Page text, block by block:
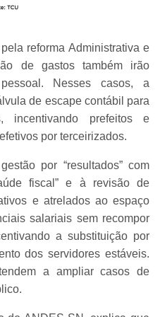
reforma Administrativa e
de gastos também irão
Nesses casos, a
de escape contábil para
incentivando prefeitos e
por terceirizados.
por “resultados” com
fiscal” e à revisão de
e atrelados ao espaço
salariais sem recompor
a substituição por
dos servidores estáveis.
a ampliar casos de